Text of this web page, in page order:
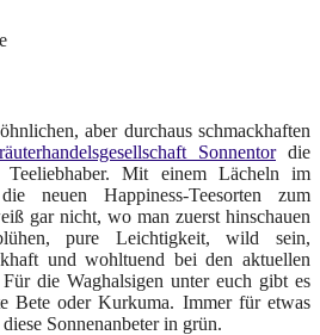
aber durchaus schmackhaften
Sonnentordie
Teeliebhaber. Mit einem Lächeln im
neuen Happiness-Teesorten zum
gar nicht, wo man zuerst hinschauen
pure Leichtigkeit, wild sein,
und wohltuend bei den aktuellen
die Waghalsigen unter euch gibt es
Bete oder Kurkuma. Immer für etwas
Sonnenanbeter in grün.